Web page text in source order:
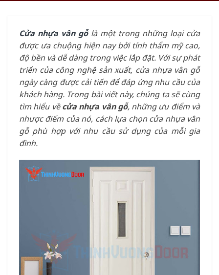
Cửa nhựa vân gỗ là một trong những loại cửa
được ưa chuộng hiện nay bởi tính thẩm mỹ cao,
độ bền và dễ dàng trong việc lắp đặt. Với sự phát
triển của công nghệ sản xuất, cửa nhựa vân gỗ
ngày càng được cải tiến để đáp ứng nhu cầu của
khách hàng. Trong bài viết này, chúng ta sẽ cùng
tìm hiểu vềcửa nhựa vân gỗ, những ưu điểm và
nhược điểm của nó, cách lựa chọn cửa nhựa vân
gỗ phù hợp với nhu cầu sử dụng của mỗi gia
đình.